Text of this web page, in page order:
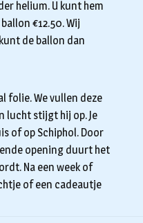
helium. U kunt hem
€12.50. Wij
de ballon dan
folie. We vullen deze
lucht stijgt hij op. Je
of op Schiphol. Door
opening duurt het
Na een week of
of een cadeautje